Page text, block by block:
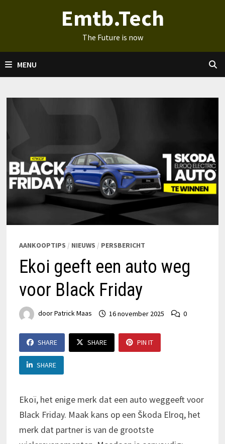
Emtb.Tech
The Future is now
MENU
AANKOOPTIPS / NIEUWS / PERSBERICHT
Ekoi geeft een auto weg
voor Black Friday
doorPatrick Maas 16 november 2025 0
SHARE SHARE PIN IT
SHARE
Ekoï, het enige merk dat een auto weggeeft voor
Black Friday. Maak kans op een Škoda Elroq, het
merk dat partner is van de grootste